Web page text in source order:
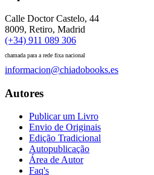
Calle Doctor Castelo, 44
8009, Retiro, Madrid
(+34) 911 089 306
chamada para a rede fixa nacional
informacion@chiadobooks.es
Autores
Publicar um Livro
Envio de Originais
Edição Tradicional
Autopublicação
Área de Autor
Faq's